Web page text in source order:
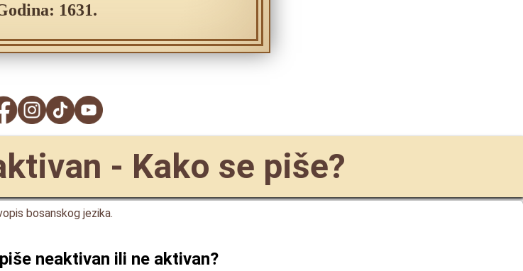
1631.
- Kako se piše?
bosanskog jezika.
neaktivan ili ne aktivan?